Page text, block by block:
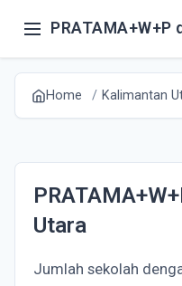
PRATAMA+W+P
Home Kalimantan
Utara
Jumlah sekolah